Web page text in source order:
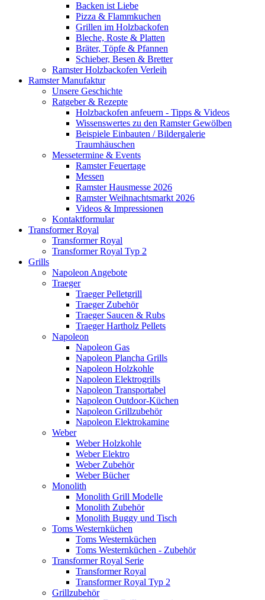
Backen ist Liebe
Pizza & Flammkuchen
Grillen im Holzbackofen
Bleche, Roste & Platten
Bräter, Töpfe & Pfannen
Schieber, Besen & Bretter
Ramster Holzbackofen Verleih
Ramster Manufaktur
Unsere Geschichte
Ratgeber & Rezepte
Holzbackofen anfeuern - Tipps & Videos
Wissenswertes zu den Ramster Gewölben
Beispiele Einbauten / Bildergalerie
Traumhäuschen
Messetermine & Events
Ramster Feuertage
Messen
Ramster Hausmesse 2026
Ramster Weihnachtsmarkt 2026
Videos & Impressionen
Kontaktformular
Transformer Royal
Transformer Royal
Transformer Royal Typ 2
Grills
Napoleon Angebote
Traeger
Traeger Pelletgrill
Traeger Zubehör
Traeger Saucen & Rubs
Traeger Hartholz Pellets
Napoleon
Napoleon Gas
Napoleon Plancha Grills
Napoleon Holzkohle
Napoleon Elektrogrills
Napoleon Transportabel
Napoleon Outdoor-Küchen
Napoleon Grillzubehör
Napoleon Elektrokamine
Weber
Weber Holzkohle
Weber Elektro
Weber Zubehör
Weber Bücher
Monolith
Monolith Grill Modelle
Monolith Zubehör
Monolith Buggy und Tisch
Toms Westernküchen
Toms Westernküchen
Toms Westernküchen - Zubehör
Transformer Royal Serie
Transformer Royal
Transformer Royal Typ 2
Grillzubehör